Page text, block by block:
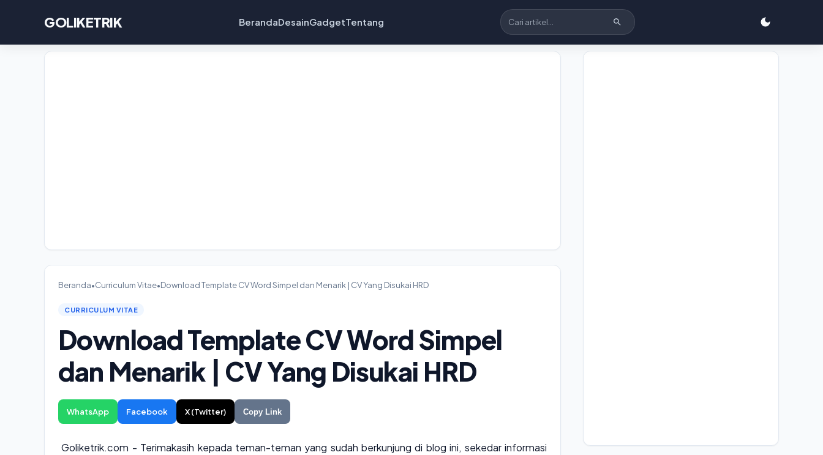
GOLIKETRIK BerandaDesainGadgetTentang
Beranda•Curriculum Vitae•Download Template CV Word Simpel dan Menarik | CV Yang Disukai HRD
CURRICULUM VITAE
Download Template CV Word Simpel
dan Menarik | CV Yang Disukai HRD
WhatsApp Facebook X (Twitter) Copy Link
Goliketrik.com - Terimakasih kepada teman-teman yang sudah berkunjung di blog ini, sekedar informasi